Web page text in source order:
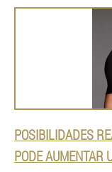
POSIBILIDADES
PODE AUMENTAR